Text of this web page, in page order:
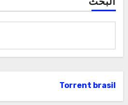
البحث
Torrent brasil